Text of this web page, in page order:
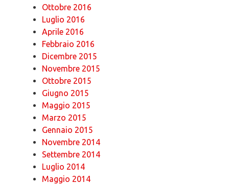
Ottobre 2016
Luglio 2016
Aprile 2016
Febbraio 2016
Dicembre 2015
Novembre 2015
Ottobre 2015
Giugno 2015
Maggio 2015
Marzo 2015
Gennaio 2015
Novembre 2014
Settembre 2014
Luglio 2014
Maggio 2014